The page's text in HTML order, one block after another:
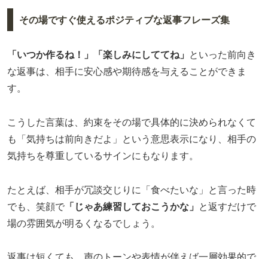
その場ですぐ使えるポジティブな返事フレーズ集
「いつか作るね！」「楽しみにしててね」
といった前向き
な返事は、相手に安心感や期待感を与えることができま
す。
こうした言葉は、約束をその場で具体的に決められなくて
も「気持ちは前向きだよ」という意思表示になり、相手の
気持ちを尊重しているサインにもなります。
たとえば、相手が冗談交じりに「食べたいな」と言った時
でも、笑顔で 「じゃあ練習しておこうかな」
と返すだけで
場の雰囲気が明るくなるでしょう。